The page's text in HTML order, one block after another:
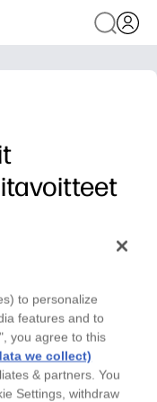
- lataa, tulosta
numerot ja
to personalize
features and to
you agree to this
we collect)
& partners. You
Settings, withdraw